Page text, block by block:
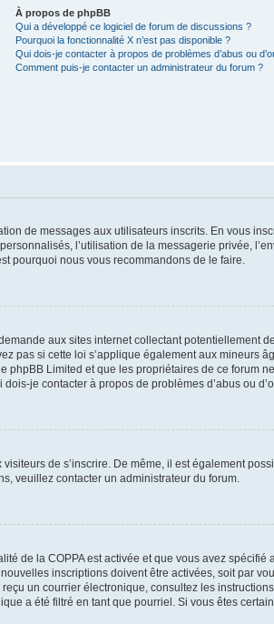
À propos de phpBB
Qui a développé ce logiciel de forum de discussions ?
Pourquoi la fonctionnalité X n’est pas disponible ?
Qui dois-je contacter à propos de problèmes d’abus ou
Comment puis-je contacter un administrateur du forum ?
de messages aux utilisateurs inscrits. En vous
l’utilisation de la messagerie privée,
pourquoi nous vous recommandons de le faire.
aux sites internet collectant potentiellement
pas si cette loi s’applique également aux mineurs
Limited et que les propriétaires de ce forum
je contacter à propos de problèmes d’abus ou
de s’inscrire. De même, il est également
veuillez contacter un administrateur du forum.
de la COPPA est activée et que vous avez spécifié
inscriptions doivent être activées, soit par
un courrier électronique, consultez les
a été filtré en tant que pourriel. Si vous êtes